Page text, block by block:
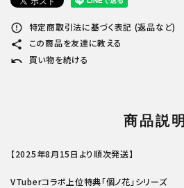
error_outline 特定商取引法に基づく表記 (返品など)
share この商品を友達に教える
undo 買い物を続ける
商品説明
【2025年8月15日より順次発送】
VTuberコラボ上位特典「個ノ花」シリーズ